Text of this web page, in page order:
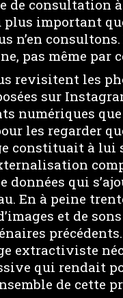
de
plus important
n’en
pas même par
revisitent les
sur
numériques
les regarder
constituait à lui
qui
En à peine
et de
extractiviste
qui rendait
de cette